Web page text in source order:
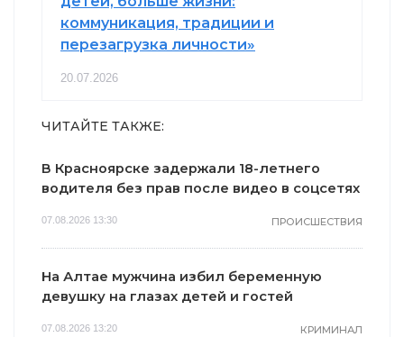
коммуникация, традиции и
перезагрузка личности»
20.07.2026
ЧИТАЙТЕ ТАКЖЕ:
В Красноярске задержали 18-летнего
водителя без прав после видео в соцсетях
07.08.2026 13:30 ПРОИСШЕСТВИЯ
На Алтае мужчина избил беременную
девушку на глазах детей и гостей
07.08.2026 13:20 КРИМИНАЛ